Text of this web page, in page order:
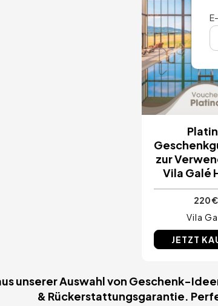
zur
Vila Galé
220 €
Vila
JETZT
unserer Auswahl von Geschenk-
& Rückerstattungsgarantie.